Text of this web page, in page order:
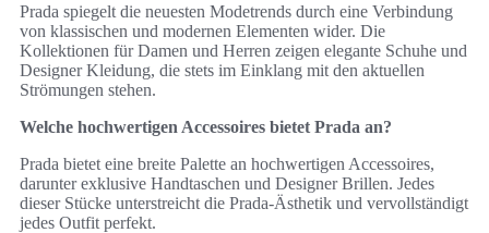
Prada spiegelt die neuesten Modetrends durch eine Verbindung
von klassischen und modernen Elementen wider. Die
Kollektionen für Damen und Herren zeigen elegante Schuhe und
Designer Kleidung, die stets im Einklang mit den aktuellen
Strömungen stehen.
Welche hochwertigen Accessoires bietet Prada an?
Prada bietet eine breite Palette an hochwertigen Accessoires,
darunter exklusive Handtaschen und Designer Brillen. Jedes
dieser Stücke unterstreicht die Prada-Ästhetik und vervollständigt
jedes Outfit perfekt.